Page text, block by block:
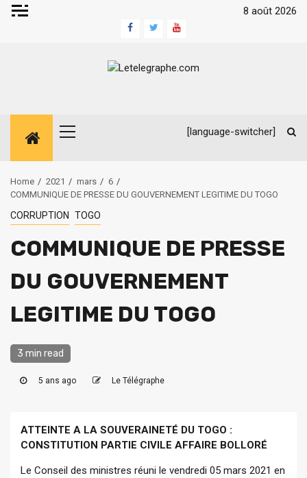
Skip
8 août 2026
Facebook
Twitter
Youtube
Primary
[language-switcher]
Home 2021 mars
6
COMMUNIQUE DE PRESSE DU GOUVERNEMENT LEGITIME DU TOGO
CORRUPTION TOGO
COMMUNIQUE DE PRESSE
DU GOUVERNEMENT
LEGITIME DU TOGO
3 min read
5 ans ago Le Télégraphe
ATTEINTE A LA SOUVERAINETÉ DU TOGO :
CONSTITUTION PARTIE CIVILE AFFAIRE BOLLORÉ
Le Conseil des ministres réuni le vendredi 05 mars 2021 en